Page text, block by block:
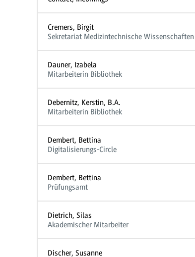
Cremers, Birgit
Sekretariat Medizintechnische Wissenschaften
Dauner, Izabela
Mitarbeiterin Bibliothek
Debernitz, Kerstin, B.A.
Mitarbeiterin Bibliothek
Dembert, Bettina
Digitalisierungs-Circle
Dembert, Bettina
Prüfungsamt
Dietrich, Silas
Akademischer Mitarbeiter
Discher, Susanne